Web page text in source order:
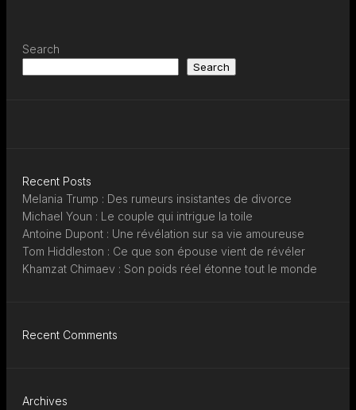
Search
Search
Recent Posts
Melania Trump : Des rumeurs insistantes de divorce
Michael Youn : Le couple qui intrigue la toile
Antoine Dupont : Une révélation sur sa vie amoureuse
Tom Hiddleston : Ce que son épouse vient de révéler
Khamzat Chimaev : Son poids réel étonne tout le monde
Recent Comments
Archives